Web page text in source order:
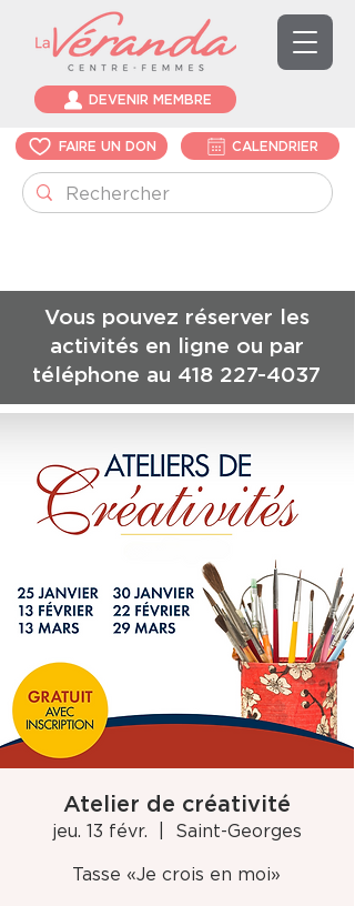
DEVENIR MEMBRE
FAIRE UN DON CALENDRIER
Vous pouvez réserver les
activités en ligne ou par
téléphone au 418 227-4037
Atelier de créativité
jeu. 13 févr. Saint-Georges
Tasse «Je crois en moi»